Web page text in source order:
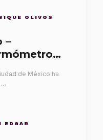
OLIVOS
–
de México ha
EDGAR